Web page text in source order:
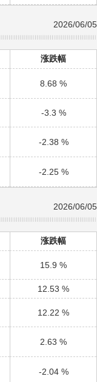
2026/06/05
涨跌幅
8.68 %
-3.3 %
-2.38 %
-2.25 %
2026/06/05
涨跌幅
15.9 %
12.53 %
12.22 %
2.63 %
-2.04 %